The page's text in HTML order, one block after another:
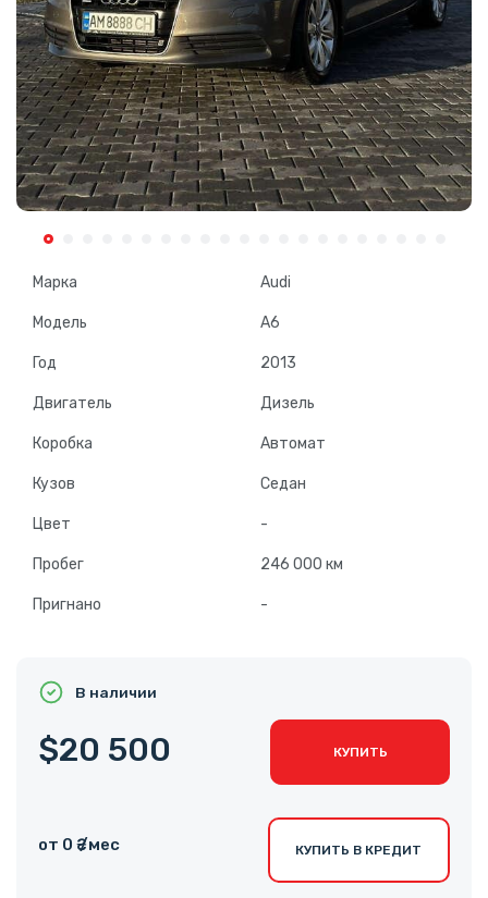
Марка Audi
Модель A6
Год 2013
Двигатель Дизель
Коробка Автомат
Кузов Седан
Цвет -
Пробег 246 000 км
Пригнано -
В наличии
$20 500 КУПИТЬ
от 0 ₴ /мес КУПИТЬ В КРЕДИТ